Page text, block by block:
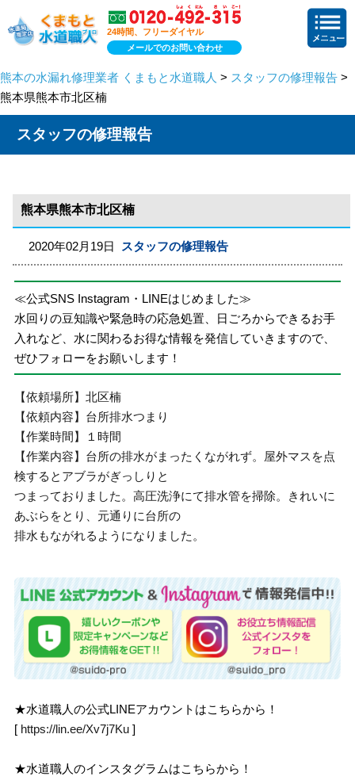
24時間、フリーダイヤル
メールでのお問い合わせ
熊本の水漏れ修理業者 くまもと水道職人 > スタッフの修理報告 >
熊本県熊本市北区楠
スタッフの修理報告
熊本県熊本市北区楠
2020年02月19日 スタッフの修理報告
≪公式SNS Instagram・LINEはじめました≫
水回りの豆知識や緊急時の応急処置、日ごろからできるお手
入れなど、水に関わるお得な情報を発信していきますので、
ぜひフォローをお願いします！
【依頼場所】北区楠
【依頼内容】台所排水つまり
【作業時間】１時間
【作業内容】台所の排水がまったくながれず。屋外マスを点
検するとアブラがぎっしりと
つまっておりました。高圧洗浄にて排水管を掃除。きれいに
あぶらをとり、元通りに台所の
排水もながれるようになりました。
★水道職人の公式LINEアカウントはこちらから！
[ https://lin.ee/Xv7j7Ku ]
★水道職人のインスタグラムはこちらから！